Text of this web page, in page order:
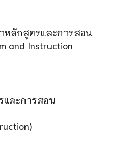
ลักสูตรและการสอน
and Instruction
ละการสอน